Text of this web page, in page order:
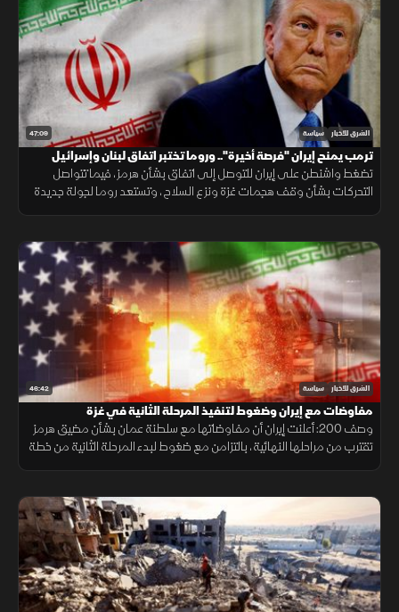
47:09 الشرق للأخبار سياسة
ترمب يمنح إيران "فرصة أخيرة".. وروما تختبر اتفاق لبنان وإسرائيل
تضغط واشنطن على إيران للتوصل إلى اتفاق بشأن هرمز، فيما تتواصل
التحركات بشأن وقف هجمات غزة ونزع السلاح، وتستعد روما لجولة جديدة
46:42 الشرق للأخبار سياسة
مفاوضات مع إيران وضغوط لتنفيذ المرحلة الثانية في غزة
وصف 200: أعلنت إيران أن مفاوضاتها مع سلطنة عمان بشأن مضيق هرمز
تقترب من مراحلها النهائية، بالتزامن مع ضغوط لبدء المرحلة الثانية من خطة